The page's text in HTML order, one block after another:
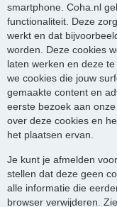
smartphone. Coha.nl
functionaliteit. Deze
werkt en dat
worden. Deze cookies
laten werken en deze
we cookies die jouw
gemaakte content en
eerste bezoek aan
over deze cookies en
het plaatsen ervan.
Je kunt je afmelden
stellen dat deze geen
alle informatie die
browser verwijderen.